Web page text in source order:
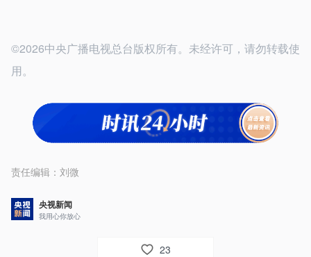
©2026中央广播电视总台版权所有。未经许可，请勿转载使
用。
责任编辑： 刘微
央视新闻
我用心你放心
23